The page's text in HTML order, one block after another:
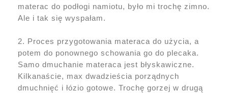
materac do podłogi namiotu, było mi trochę zimno.
Ale i tak się wyspałam.
2. Proces przygotowania materaca do użycia, a
potem do ponownego schowania go do plecaka.
Samo dmuchanie materaca jest błyskawiczne.
Kilkanaście, max dwadzieścia porządnych
dmuchnięć i łózio gotowe. Trochę gorzej w drugą